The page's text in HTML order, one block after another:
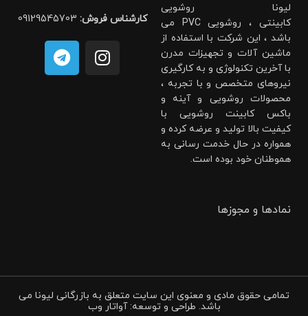
لیونا روشویی
کابینتی ، روشویی PVC می
باشد ، این شرکت با استفاده از
ماشین آلات و تجهیزات مدرن
با آخرین تکنولوژی و به کارگیری
نیروهای متخصص و با تجربه ،
محصولات روشویی و آینه و
باکس کابینت روشویی با
کیفیت بالا تولید و عرضه کرده و
همواره در حال خدمت رسانی به
هموطنان خود بوده است.
کارشناس فروش: 09129545703
نمادها و مجوزها
تمامی حقوق مادی و معنوی این سایت متعلق به بازرگانی لیونا می
باشد. طراحی و توسعه: آواتار وب